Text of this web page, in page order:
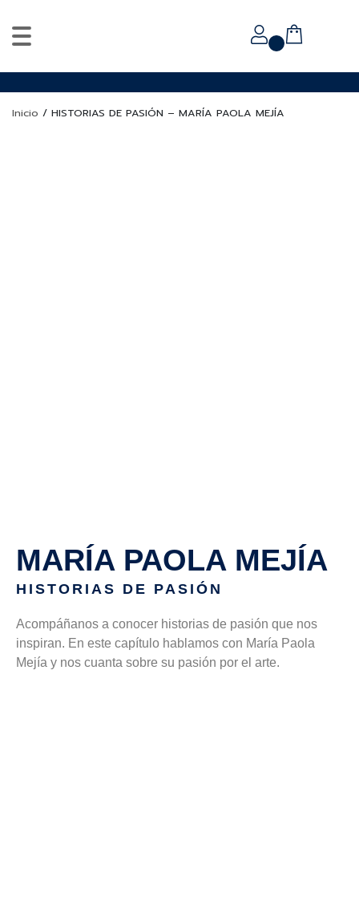
Inicio / HISTORIAS DE PASIÓN – MARÍA PAOLA MEJÍA
MARÍA PAOLA MEJÍA
HISTORIAS DE PASIÓN
Acompáñanos a conocer historias de pasión que nos
inspiran. En este capítulo hablamos con María Paola
Mejía y nos cuanta sobre su pasión por el arte.